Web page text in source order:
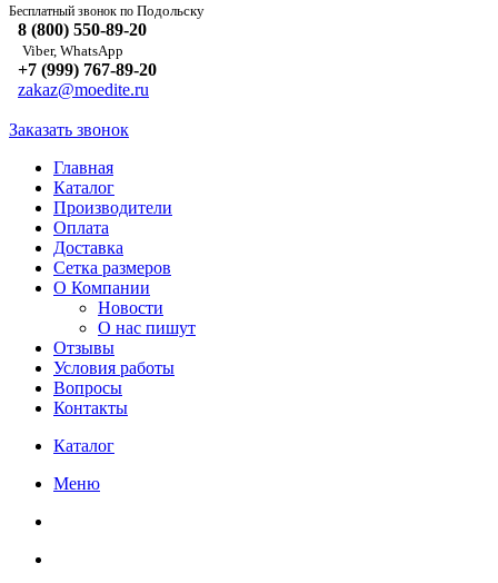
Бесплатный звонок по Подольску
8 (800) 550-89-20
Viber, WhatsApp
+7 (999) 767-89-20
zakaz@moedite.ru
Заказать звонок
Главная
Каталог
Производители
Оплата
Доставка
Сетка размеров
О Компании
Новости
О нас пишут
Отзывы
Условия работы
Вопросы
Контакты
Каталог
Меню